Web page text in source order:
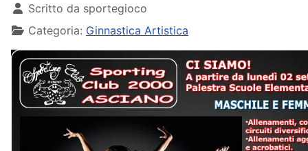
Scritto da sportegioco
Categoria: Ginnastica Artistica